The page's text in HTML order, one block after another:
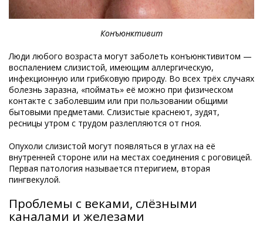
Конъюнктивит
Люди любого возраста могут заболеть конъюнктивитом —
воспалением слизистой, имеющим аллергическую,
инфекционную или грибковую природу. Во всех трёх случаях
болезнь заразна, «поймать» её можно при физическом
контакте с заболевшим или при пользовании общими
бытовыми предметами. Слизистые краснеют, зудят,
ресницы утром с трудом разлепляются от гноя.
Опухоли слизистой могут появляться в углах на её
внутренней стороне или на местах соединения с роговицей.
Первая патология называется птеригием, вторая
пингвекулой.
Проблемы с веками, слёзными
каналами и железами